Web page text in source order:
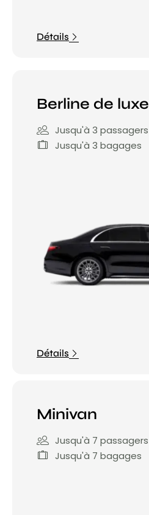
Détails
Berline de luxe
Jusqu'à 3 passagers
Jusqu'à 3 bagages
Détails
Minivan
Jusqu'à 7 passagers
Jusqu'à 7 bagages